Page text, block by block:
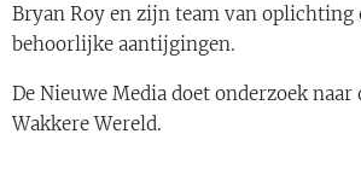
Bryan Roy en zijn team van oplichting
behoorlijke aantijgingen.
De Nieuwe Media doet onderzoek naar
Wakkere Wereld.